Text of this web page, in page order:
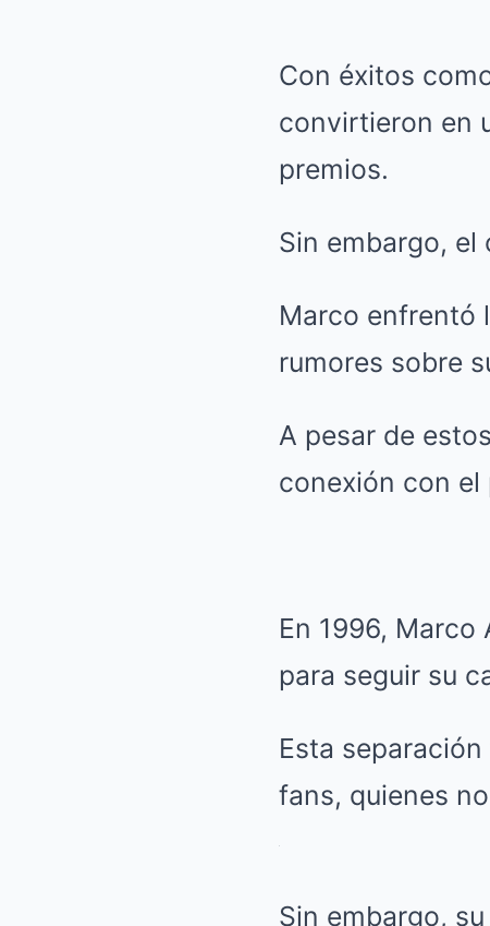
Con éxitos
convirtieron en
premios.
Sin embargo,
Marco enfrentó
rumores sobre
A pesar de
conexión con el
En 1996,
para seguir su
Esta
fans, quienes
Sin embargo,